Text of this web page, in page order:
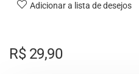
Adicionar a lista de desejos
R$29,90